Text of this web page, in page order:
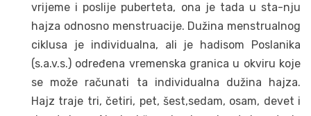
vrijeme i poslije puberteta, ona je tada u sta-nju
hajza odnosno menstruacije. Dužina menstrualnog
ciklusa je individualna, ali je hadisom Poslanika
(s.a.v.s.) određena vremenska granica u okviru koje
se može računati ta individualna dužina hajza.
Hajz traje tri, četiri, pet, šest,sedam, osam, devet i